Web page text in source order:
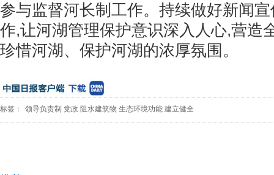
参与监督河长制工作。持续做好新闻
作,让河湖管理保护意识深入人心,营造
珍惜河湖、保护河湖的浓厚氛围。
标签： 领导负责制 党政 阻水建筑物 生态环境功能 建立健全